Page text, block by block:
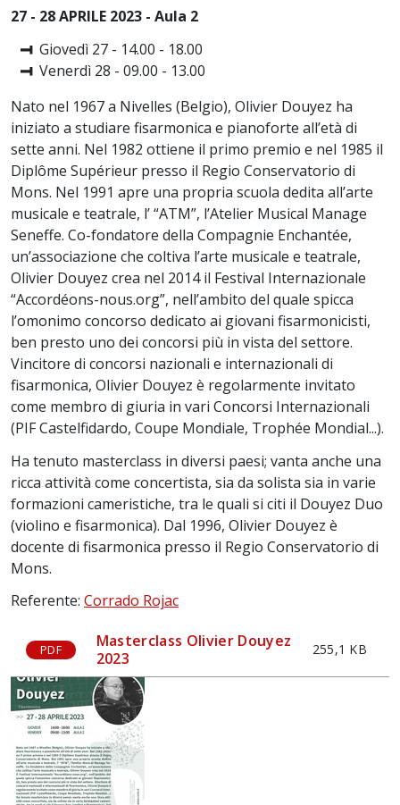
27 - 28 APRILE 2023 - Aula 2
Giovedì 27 - 14.00 - 18.00
Venerdì 28 - 09.00 - 13.00
Nato nel 1967 a Nivelles (Belgio), Olivier Douyez ha
iniziato a studiare fisarmonica e pianoforte all’età di
sette anni. Nel 1982 ottiene il primo premio e nel 1985 il
Diplôme Supérieur presso il Regio Conservatorio di
Mons. Nel 1991 apre una propria scuola dedita all’arte
musicale e teatrale, l’ “ATM”, l’Atelier Musical Manage
Seneffe. Co-fondatore della Compagnie Enchantée,
un’associazione che coltiva l’arte musicale e teatrale,
Olivier Douyez crea nel 2014 il Festival Internazionale
“Accordéons-nous.org”, nell’ambito del quale spicca
l’omonimo concorso dedicato ai giovani fisarmonicisti,
ben presto uno dei concorsi più in vista del settore.
Vincitore di concorsi nazionali e internazionali di
fisarmonica, Olivier Douyez è regolarmente invitato
come membro di giuria in vari Concorsi Internazionali
(PIF Castelfidardo, Coupe Mondiale, Trophée Mondial...).
Ha tenuto masterclass in diversi paesi; vanta anche una
ricca attività come concertista, sia da solista sia in varie
formazioni cameristiche, tra le quali si citi il Douyez Duo
(violino e fisarmonica). Dal 1996, Olivier Douyez è
docente di fisarmonica presso il Regio Conservatorio di
Mons.
Referente: Corrado Rojac
PDF
Masterclass Olivier Douyez
2023
255,1 KB